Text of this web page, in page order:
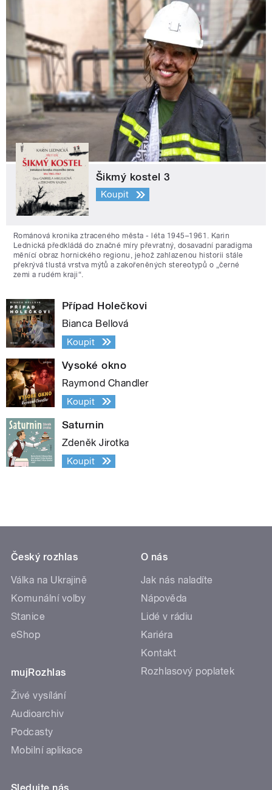
Šikmý kostel 3
Koupit
Románová kronika ztraceného města - léta 1945–1961. Karin
Lednická předkládá do značné míry převratný, dosavadní paradigma
měnící obraz hornického regionu, jehož zahlazenou historii stále
překrývá tlustá vrstva mýtů a zakořeněných stereotypů o „černé
zemi a rudém kraji“.
Případ Holečkovi
Bianca Bellová
Koupit
Vysoké okno
Raymond Chandler
Koupit
Saturnin
Zdeněk Jirotka
Koupit
Český rozhlas
Válka na Ukrajině
Komunální volby
Stanice
eShop
mujRozhlas
Živé vysílání
Audioarchiv
Podcasty
Mobilní aplikace
O nás
Jak nás naladíte
Nápověda
Lidé v rádiu
Kariéra
Kontakt
Rozhlasový poplatek